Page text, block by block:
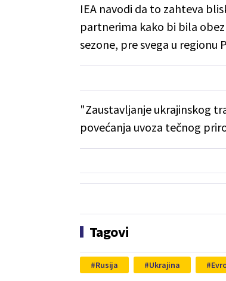
IEA navodi da to zahteva
partnerima kako bi bila
sezone, pre svega u regionu
"Zaustavljanje ukrajinskog
povećanja uvoza tečnog
Tagovi
Rusija Ukrajina